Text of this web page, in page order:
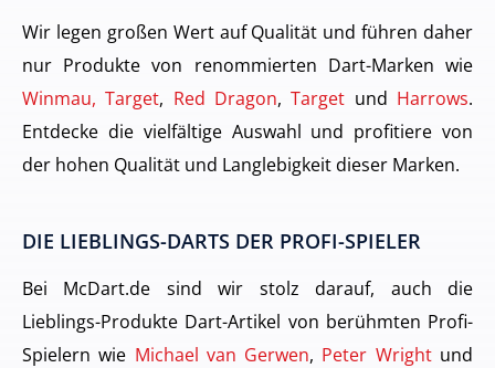
Wir legen großen Wert auf Qualität und führen daher
nur Produkte von renommierten Dart-Marken wie
Winmau, Target, Red Dragon,Target und Harrows.
Entdecke die vielfältige Auswahl und profitiere von
der hohen Qualität und Langlebigkeit dieser Marken.
DIE LIEBLINGS-DARTS DER PROFI-SPIELER
Bei McDart.de sind wir stolz darauf, auch die
Lieblings-Produkte Dart-Artikel von berühmten Profi-
Spielern wie Michael van Gerwen, Peter Wrightund